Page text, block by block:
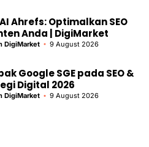
Ahrefs: Optimalkan SEO
Anda | DigiMarket
DigiMarket 9 August 2026
Google SGE pada SEO &
Digital 2026
DigiMarket 9 August 2026